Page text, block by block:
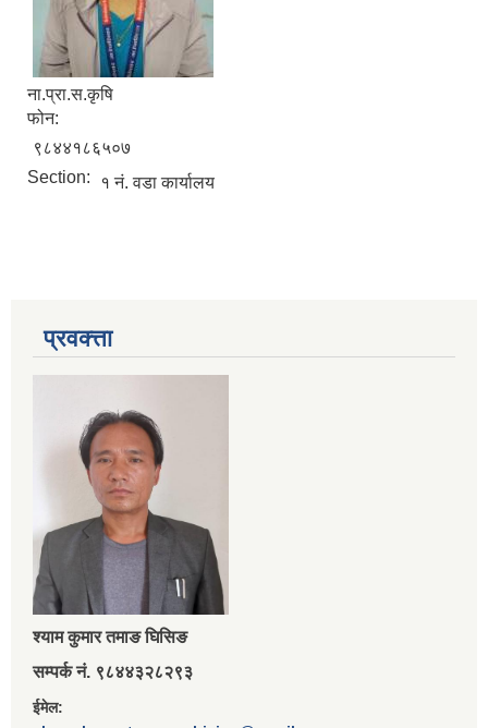
ना.प्रा.स.कृषि
फोन:
९८४४१८६५०७
Section:
१ नं. वडा कार्यालय
प्रवक्त्ता
श्‍याम कुमार तमाङ घिसिङ
सम्पर्क नं. ९८४४३२८२९३
ईमेल: